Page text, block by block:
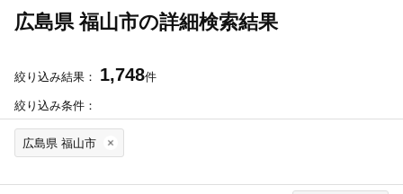
広島県 福山市の詳細検索結果
絞り込み結果： 1,748件
絞り込み条件：
広島県 福山市